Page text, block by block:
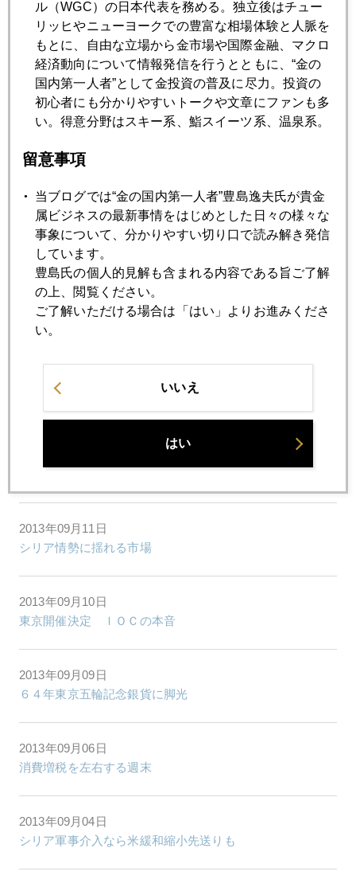
2013年09月25日
ＦＯＭＣ声明文 事前漏えい疑惑
2013年09月20日
米緩和縮小延期で露呈した市場の甘え
2013年09月19日
2013年09月18日
ＮＹＭＥＸ訪問中に金急落場面に遭遇
2013年09月17日
ＦＯＭＣ直前のNYからレポート
2013年09月13日
2013年09月11日
シリア情勢に揺れる市場
2013年09月10日
東京開催決定 ＩＯＣの本音
2013年09月09日
６４年東京五輪記念銀貨に脚光
2013年09月06日
消費増税を左右する週末
2013年09月04日
シリア軍事介入なら米緩和縮小先送りも
ル（WGC）の日本代表を務める。独立後はチュー
リッヒやニューヨークでの豊富な相場体験と人脈を
もとに、自由な立場から金市場や国際金融、マクロ
経済動向について情報発信を行うとともに、“金の
国内第一人者”として金投資の普及に尽力。投資の
初心者にも分かりやすいトークや文章にファンも多
い。得意分野はスキー系、鮨スイーツ系、温泉系。
留意事項
当ブログでは“金の国内第一人者”豊島逸夫氏が貴金
属ビジネスの最新事情をはじめとした日々の様々な
事象について、分かりやすい切り口で読み解き発信
しています。
豊島氏の個人的見解も含まれる内容である旨ご了解
の上、閲覧ください。
ご了解いただける場合は「はい」よりお進みくださ
い。
いいえ
はい